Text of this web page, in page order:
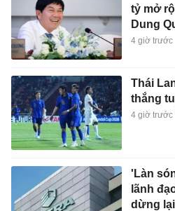
tỷ mở
Dung
4 giờ trước
Thái
thắng
4 giờ trước
'Làn
lãnh
dừng lại